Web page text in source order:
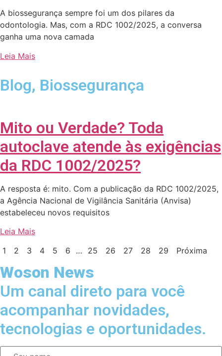
A biossegurança sempre foi um dos pilares da
odontologia. Mas, com a RDC 1002/2025, a conversa
ganha uma nova camada
Leia Mais
Blog, Biossegurança
Mito ou Verdade? Toda
autoclave atende às exigências
da RDC 1002/2025?
A resposta é: mito. Com a publicação da RDC 1002/2025,
a Agência Nacional de Vigilância Sanitária (Anvisa)
estabeleceu novos requisitos
Leia Mais
1
2 3 4 5 6 … 25 26 27 28 29 Próxima
Woson News
Um canal direto para você
acompanhar novidades,
tecnologias e oportunidades.